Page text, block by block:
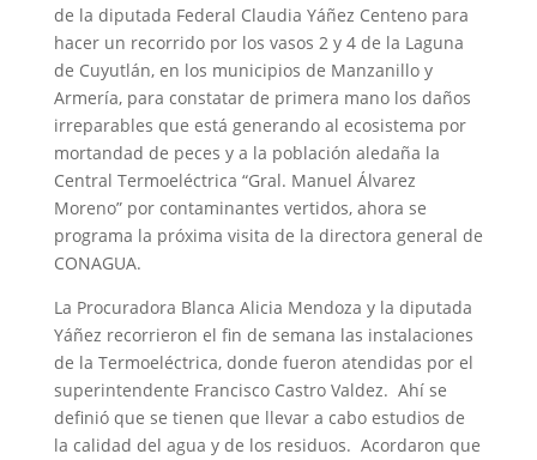
de la diputada Federal Claudia Yáñez Centeno para
hacer un recorrido por los vasos 2 y 4 de la Laguna
de Cuyutlán, en los municipios de Manzanillo y
Armería, para constatar de primera mano los daños
irreparables que está generando al ecosistema por
mortandad de peces y a la población aledaña la
Central Termoeléctrica “Gral. Manuel Álvarez
Moreno” por contaminantes vertidos, ahora se
programa la próxima visita de la directora general de
CONAGUA.
La Procuradora Blanca Alicia Mendoza y la diputada
Yáñez recorrieron el fin de semana las instalaciones
de la Termoeléctrica, donde fueron atendidas por el
superintendente Francisco Castro Valdez. Ahí se
definió que se tienen que llevar a cabo estudios de
la calidad del agua y de los residuos. Acordaron que